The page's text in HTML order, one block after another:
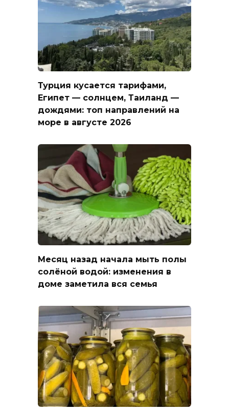
Турция кусается тарифами,
Египет — солнцем, Таиланд —
дождями: топ направлений на
море в августе 2026
Месяц назад начала мыть полы
солёной водой: изменения в
доме заметила вся семья